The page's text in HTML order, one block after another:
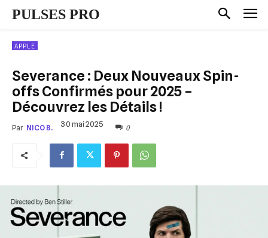
PULSES PRO
APPLE
Severance : Deux Nouveaux Spin-
offs Confirmés pour 2025 –
Découvrez les Détails !
Par NICO B. 30 mai 2025 0